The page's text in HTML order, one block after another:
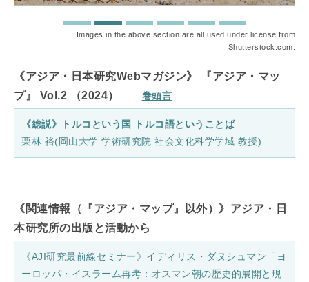
Images in the above section are all used under license from
Shutterstock.com.
《アジア・日本研究Webマガジン》 『アジア・マッ
プ』 Vol.2 （2024） 巻頭言
《総説》トルコという国 トルコ語ということば
栗林 裕(岡山大学 学術研究院 社会文化科学学域 教授)
《関連情報（『アジア・マップ』以外）》アジア・日
本研究所の出版と活動から
《AJI研究最前線セミナー》イディリス・ダヌシュマン「ヨ
ーロッパ・イスラーム再考：オスマン朝の歴史的展開と現